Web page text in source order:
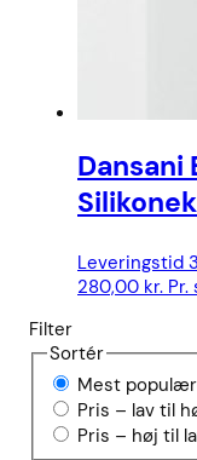
Dansani
Leveringstid
280,00 kr. Pr.
Filter
Sortér
Mest
Pris – lav til
Pris – høj til